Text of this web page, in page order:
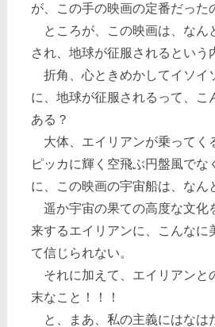
が、この手の映画の定番だった
ところが、この映画は、なん
され、地球が征服されるという
折角、心ときめかしてイソイ
に、地球が征服されるって、こ
ある？
大体、エイリアンが乗ってく
ピッカに輝く空飛ぶ円盤風でな
に、この映画の宇宙船は、なん
遥か宇宙の果ての高度な文化
来するエイリアンに、こんなに
て信じられない。
それに加えて、エイリアンと
末なこと！！！
と、まあ、私の主義にはなは